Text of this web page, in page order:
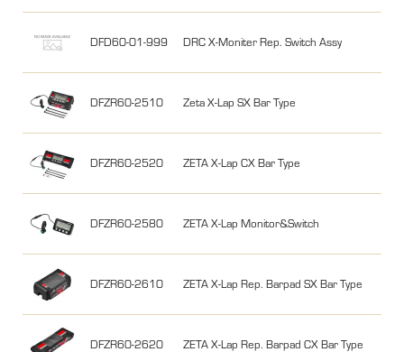
DFD60-01-999 DRC X-Moniter Rep. Switch Assy
DFZR60-2510 Zeta X-Lap SX Bar Type
DFZR60-2520 ZETA X-Lap CX Bar Type
DFZR60-2580 ZETA X-Lap Monitor&Switch
DFZR60-2610 ZETA X-Lap Rep. Barpad SX Bar Type
DFZR60-2620 ZETA X-Lap Rep. Barpad CX Bar Type